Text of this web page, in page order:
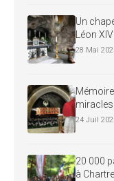
Un
Léon XIV
28 Mai
miracles
24 Juil
20 000
à